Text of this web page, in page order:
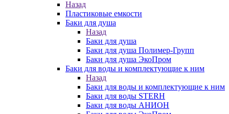
Назад
Пластиковые емкости
Баки для душа
Назад
Баки для душа
Баки для душа Полимер-Групп
Баки для душа ЭкоПром
Баки для воды и комплектующие к ним
Назад
Баки для воды и комплектующие к ним
Баки для воды STERH
Баки для воды АНИОН